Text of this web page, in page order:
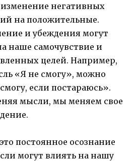
негативных
на положительные.
и убеждения могут
наше самочувствие и
целей. Например,
«Я не смогу», можно
если постараюсь».
мысли, мы меняем свое
постоянное осознание
могут влиять на нашу